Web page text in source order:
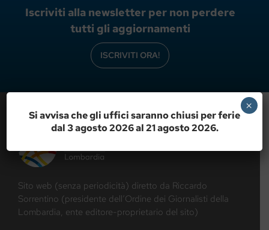
Iscriviti alla newsletter per non perdere
tutti gli aggiornamenti
ISCRIVITI ORA!
Sito web (senza periodicità) diretto da Riccardo
Sorrentino (presidente dell’Ordine dei Giornalisti della
Lombardia, ente editore-proprietario del sito)
Si avvisa che gli uffici saranno chiusi per ferie
dal 3 agosto 2026 al 21 agosto 2026.
×